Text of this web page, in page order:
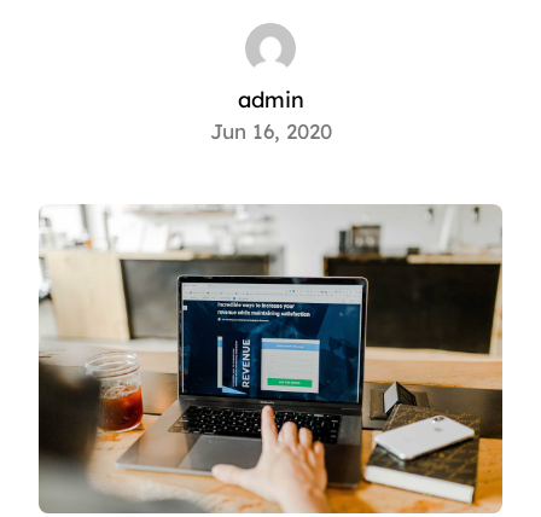
About Us
admin
Jun 16, 2020